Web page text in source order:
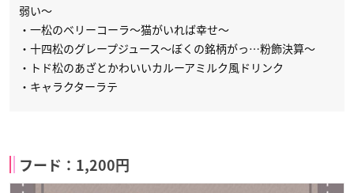
弱い～
・一松のベリーコーラ～猫がいれば幸せ～
・十四松のグレープジュース～ぼくの銘柄がっ…粉飾決算～
・トド松のあざとかわいいカルーアミルク風ドリンク
・キャラクターラテ
フード：1,200円